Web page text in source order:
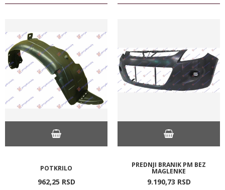
POTKRILO
962,25 RSD
PREDNJI BRANIK PM BEZ
MAGLENKE
9.190,73 RSD